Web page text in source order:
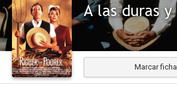
Marcar ficha